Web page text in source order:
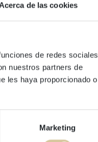
Acerca de las cookies
de redes sociales
nuestros partners de
les haya proporcionado o
Marketing